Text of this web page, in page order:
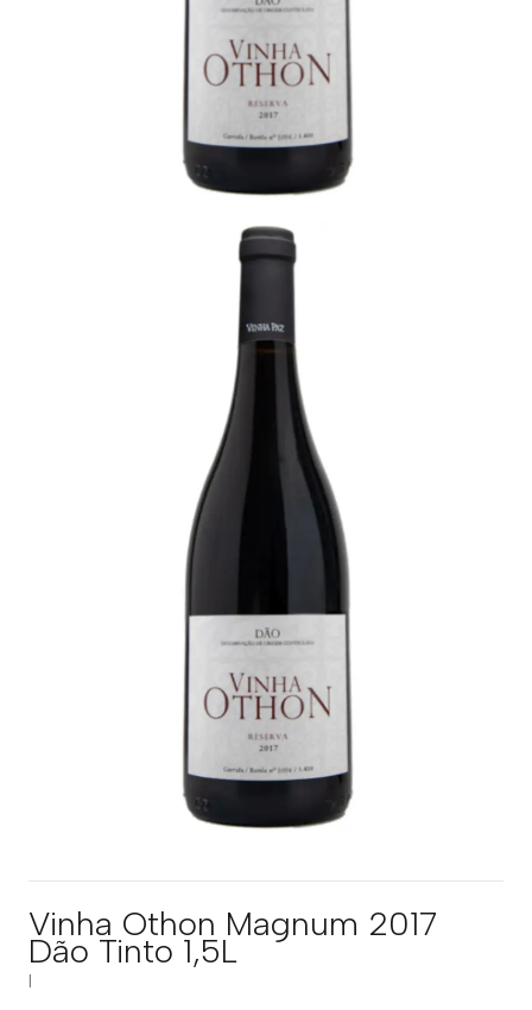
Vinha Othon Magnum 2017
Dão Tinto 1,5L